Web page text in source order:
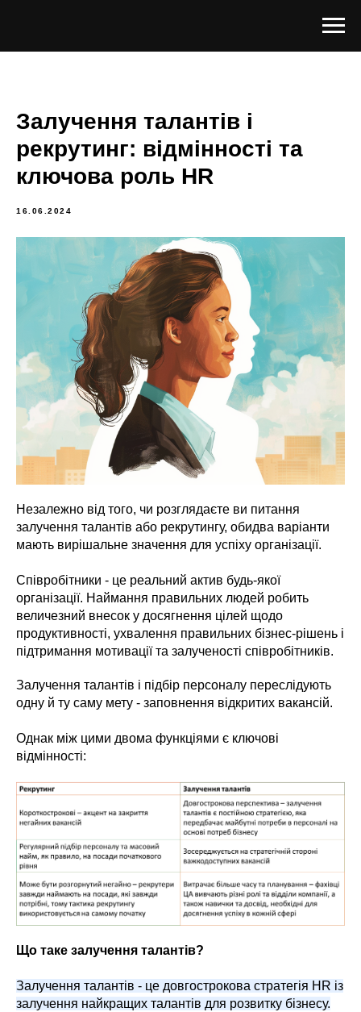
Залучення талантів і
рекрутинг: відмінності та
ключова роль HR
16.06.2024
Незалежно від того, чи розглядаєте ви питання
залучення талантів або рекрутингу, обидва варіанти
мають вирішальне значення для успіху організації.
Співробітники - це реальний актив будь-якої
організації. Наймання правильних людей робить
величезний внесок у досягнення цілей щодо
продуктивності, ухвалення правильних бізнес-рішень і
підтримання мотивації та залученості співробітників.
Залучення талантів і підбір персоналу переслідують
одну й ту саму мету - заповнення відкритих вакансій.
Однак між цими двома функціями є ключові
відмінності:
Що таке залучення талантів?
Залучення талантів - це довгострокова стратегія HR із
залучення найкращих талантів для розвитку бізнесу.